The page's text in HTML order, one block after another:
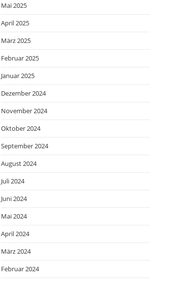
Mai 2025
April 2025
März 2025
Februar 2025
Januar 2025
Dezember 2024
November 2024
Oktober 2024
September 2024
August 2024
Juli 2024
Juni 2024
Mai 2024
April 2024
März 2024
Februar 2024